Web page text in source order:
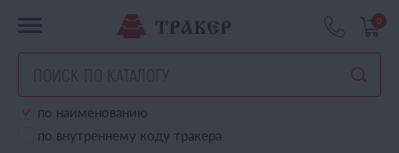
0
по наименованию
по внутреннему коду тракера